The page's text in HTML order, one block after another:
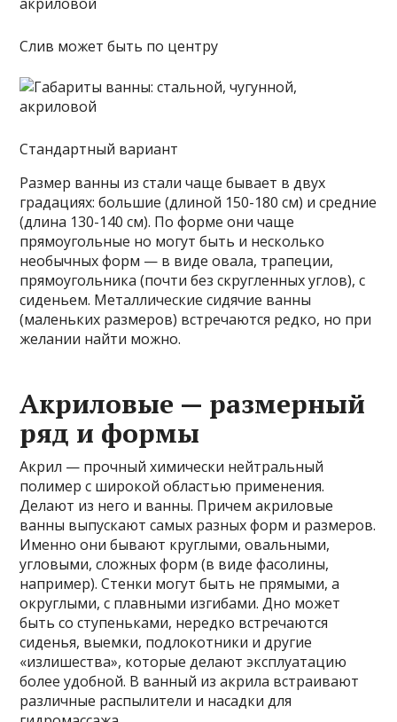
Слив может быть по центру
Стандартный вариант
Размер ванны из стали чаще бывает в двух
градациях: большие (длиной 150-180 см) и средние
(длина 130-140 см). По форме они чаще
прямоугольные но могут быть и несколько
необычных форм — в виде овала, трапеции,
прямоугольника (почти без скругленных углов), с
сиденьем. Металлические сидячие ванны
(маленьких размеров) встречаются редко, но при
желании найти можно.
Акриловые — размерный
ряд и формы
Акрил — прочный химически нейтральный
полимер с широкой областью применения.
Делают из него и ванны. Причем акриловые
ванны выпускают самых разных форм и размеров.
Именно они бывают круглыми, овальными,
угловыми, сложных форм (в виде фасолины,
например). Стенки могут быть не прямыми, а
округлыми, с плавными изгибами. Дно может
быть со ступеньками, нередко встречаются
сиденья, выемки, подлокотники и другие
«излишества», которые делают эксплуатацию
более удобной. В ванный из акрила встраивают
различные распылители и насадки для